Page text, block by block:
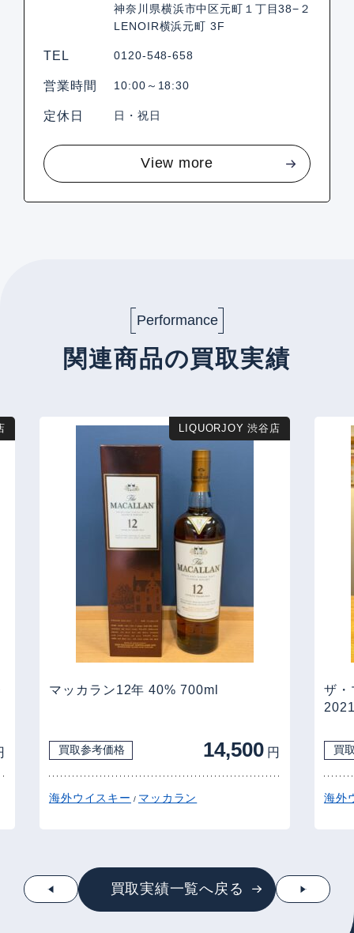
神奈川県横浜市中区元町１丁目38−２
LENOIR横浜元町 3F
TEL 0120-548-658
営業時間 10:00～18:30
定休日 日・祝日
View more
Performance
関連商品の買取実績
LIQUORJOY 渋谷店
マッカラン12年 40% 700ml
買取参考価格 14,500 円
海外ウイスキー / マッカラン
ザ・
買
海外
買取実績一覧へ戻る